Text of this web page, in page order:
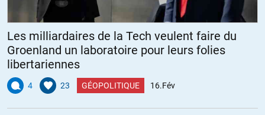
Les milliardaires de la Tech veulent faire du
Groenland un laboratoire pour leurs folies
libertariennes
4 23 GÉOPOLITIQUE 16.Fév